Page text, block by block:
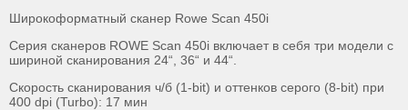
Широкоформатный сканер Rowe Scan 450i
Серия сканеров ROWE Scan 450i включает в себя три модели с
шириной сканирования 24“, 36“ и 44“.
Скорость сканирования ч/б (1-bit) и оттенков серого (8-bit) при
400 dpi (Turbo): 17 мин